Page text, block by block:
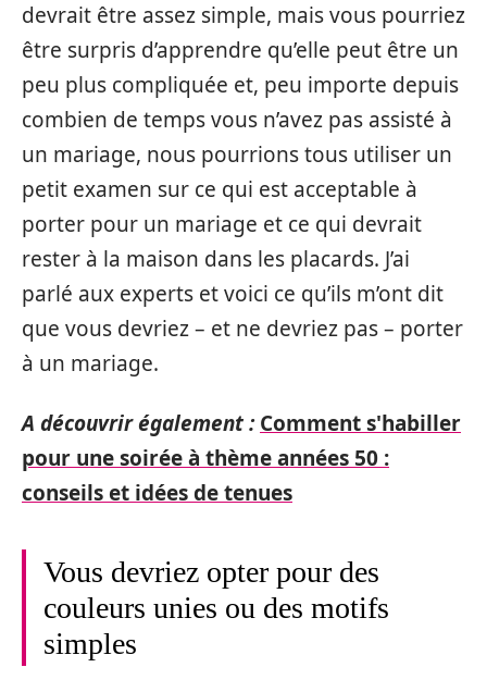
devrait être assez simple, mais vous pourriez
être surpris d’apprendre qu’elle peut être un
peu plus compliquée et, peu importe depuis
combien de temps vous n’avez pas assisté à
un mariage, nous pourrions tous utiliser un
petit examen sur ce qui est acceptable à
porter pour un mariage et ce qui devrait
rester à la maison dans les placards. J’ai
parlé aux experts et voici ce qu’ils m’ont dit
que vous devriez – et ne devriez pas – porter
à un mariage.
A découvrir également : Comment s'habiller
pour une soirée à thème années 50 :
conseils et idées de tenues
Vous devriez opter pour des
couleurs unies ou des motifs
simples